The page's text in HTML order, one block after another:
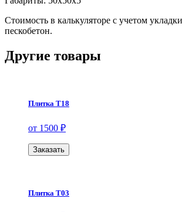
Стоимость в калькуляторе с учетом
пескобетон.
Другие товары
Плитка Т18
от 1500 ₽
Заказать
Плитка Т03